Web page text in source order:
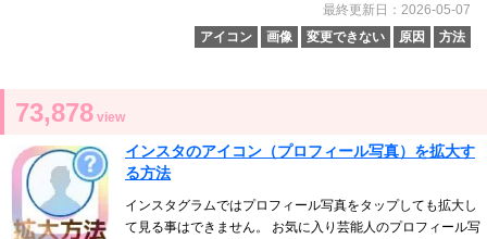
最終更新日：2026-05-07
アイコン
画像 変更できない 原因 方法
73,878 view
インスタのアイコン（プロフィール写真）を拡大す
る方法
インスタグラムではプロフィール写真をタップしても拡大し
て見る事はできません。 お気に入り芸能人のプロフィール写